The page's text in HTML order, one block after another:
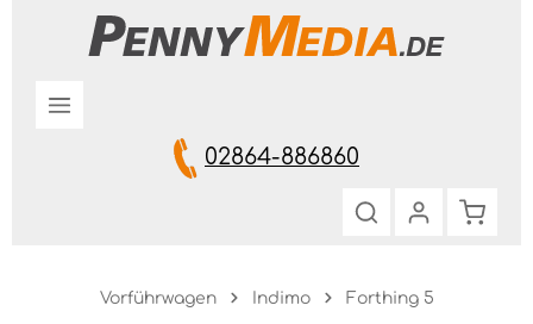
Zum Hauptinhalt springen
02864-886860
Vorführwagen Indimo Forthing 5